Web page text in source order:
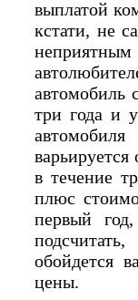
выплатой
кстати, не
автомобиль
три года и
в течение
плюс
первый
обойдется
цены.